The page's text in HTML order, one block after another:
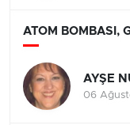
ATOM BOMBASI,
AYŞE
06